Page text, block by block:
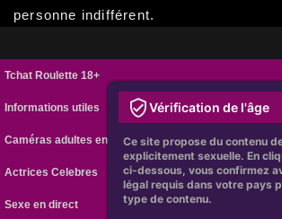
personne indifférent.
Tchat Roulette 18+
Informations utiles
Caméras adultes en ligne
Actrices Celebres
Sexe en direct
Vérification de l'âge
Ce site propose du contenu
explicitement sexuelle. En
ci-dessous, vous confirmez
légal requis dans votre pays
type de contenu.